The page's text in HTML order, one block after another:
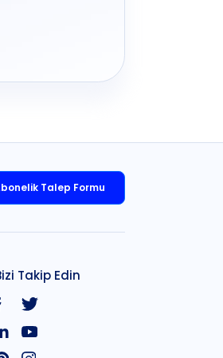
Talep Formu
Takip Edin